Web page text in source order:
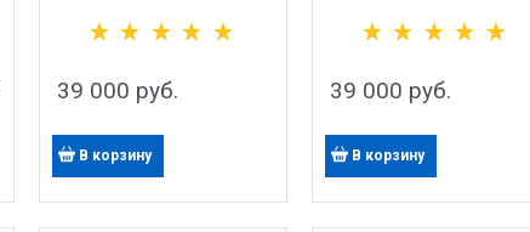
39 000 руб.
В корзину
39 000 руб.
В корзину